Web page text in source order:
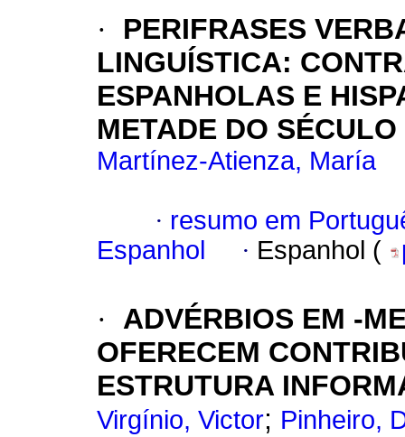
·
PERIFRASES
LINGUÍSTICA:
ESPANHOLAS E
METADE DO SÉCULO
Martínez-Atienza, María
· resumo em
Espanhol
· Espanhol (
·
ADVÉRBIOS EM -
OFERECEM
ESTRUTURA
Virgínio, Victor; Pinheiro,